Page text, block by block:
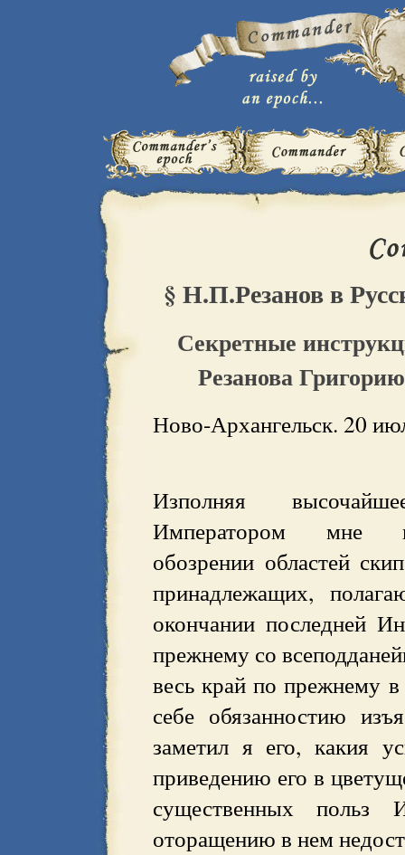
§ Н.П.Резанов в
Секретные
Резанова
Ново-Архангельск. 20
Изполняя
Императором мне
обозрении областей
принадлежащих,
окончании последней
прежнему со
весь край по прежнему
себе обязанностию
заметил я его, какия
приведению его в
существенных
оторащению в нем